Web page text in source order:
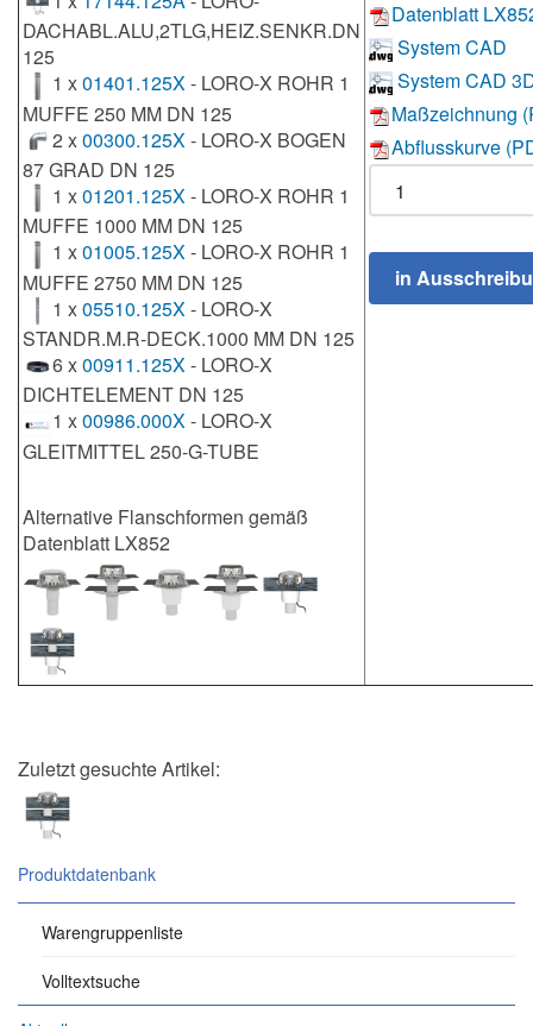
DACHABL.ALU,2TLG,HEIZ.SENKR.DN
125
1 x01401.125X- LORO-X ROHR 1
MUFFE 250 MM DN 125
2 x00300.125X- LORO-X BOGEN
87 GRAD DN 125
1 x01201.125X- LORO-X ROHR 1
MUFFE 1000 MM DN 125
1 x01005.125X- LORO-X ROHR 1
MUFFE 2750 MM DN 125
1 x05510.125X - LORO-X
STANDR.M.R-DECK.1000 MM DN 125
6 x00911.125X- LORO-X
DICHTELEMENT DN 125
1 x00986.000X- LORO-X
GLEITMITTEL 250-G-TUBE
Alternative Flanschformen gemäß
Datenblatt LX852
Datenblatt
System CAD
System CAD
Maßzeichnung
Abflusskurve
Zuletzt gesuchte Artikel:
Produktdatenbank
Warengruppenliste
Volltextsuche